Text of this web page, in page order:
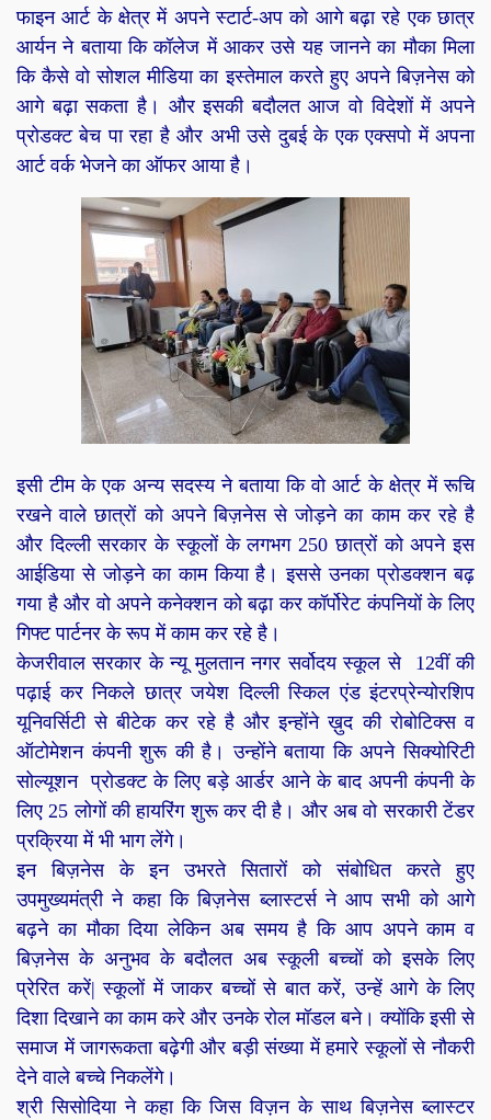
फाइन आर्ट के क्षेत्र में अपने स्टार्ट-अप को आगे बढ़ा रहे एक छात्र
आर्यन ने बताया कि कॉलेज में आकर उसे यह जानने का मौका मिला
कि कैसे वो सोशल मीडिया का इस्तेमाल करते हुए अपने बिज़नेस को
आगे बढ़ा सकता है। और इसकी बदौलत आज वो विदेशों में अपने
प्रोडक्ट बेच पा रहा है और अभी उसे दुबई के एक एक्सपो में अपना
आर्ट वर्क भेजने का ऑफर आया है।
इसी टीम के एक अन्य सदस्य ने बताया कि वो आर्ट के क्षेत्र में रूचि
रखने वाले छात्रों को अपने बिज़नेस से जोड़ने का काम कर रहे है
और दिल्ली सरकार के स्कूलों के लगभग 250 छात्रों को अपने इस
आईडिया से जोड़ने का काम किया है। इससे उनका प्रोडक्शन बढ़
गया है और वो अपने कनेक्शन को बढ़ा कर कॉर्पोरेट कंपनियों के लिए
गिफ्ट पार्टनर के रूप में काम कर रहे है।
केजरीवाल सरकार के न्यू मुलतान नगर सर्वोदय स्कूल से 12वीं की
पढ़ाई कर निकले छात्र जयेश दिल्ली स्किल एंड इंटरप्रेन्योरशिप
यूनिवर्सिटी से बीटेक कर रहे है और इन्होंने ख़ुद की रोबोटिक्स व
ऑटोमेशन कंपनी शुरू की है। उन्होंने बताया कि अपने सिक्योरिटी
सोल्यूशन प्रोडक्ट के लिए बड़े आर्डर आने के बाद अपनी कंपनी के
लिए 25 लोगों की हायरिंग शुरू कर दी है। और अब वो सरकारी टेंडर
प्रक्रिया में भी भाग लेंगे।
इन बिज़नेस के इन उभरते सितारों को संबोधित करते हुए
उपमुख्यमंत्री ने कहा कि बिज़नेस ब्लास्टर्स ने आप सभी को आगे
बढ़ने का मौका दिया लेकिन अब समय है कि आप अपने काम व
बिज़नेस के अनुभव के बदौलत अब स्कूली बच्चों को इसके लिए
प्रेरित करें| स्कूलों में जाकर बच्चों से बात करें, उन्हें आगे के लिए
दिशा दिखाने का काम करे और उनके रोल मॉडल बने। क्योंकि इसी से
समाज में जागरूकता बढ़ेगी और बड़ी संख्या में हमारे स्कूलों से नौकरी
देने वाले बच्चे निकलेंगे।
श्री सिसोदिया ने कहा कि जिस विज़न के साथ बिज़नेस ब्लास्टर